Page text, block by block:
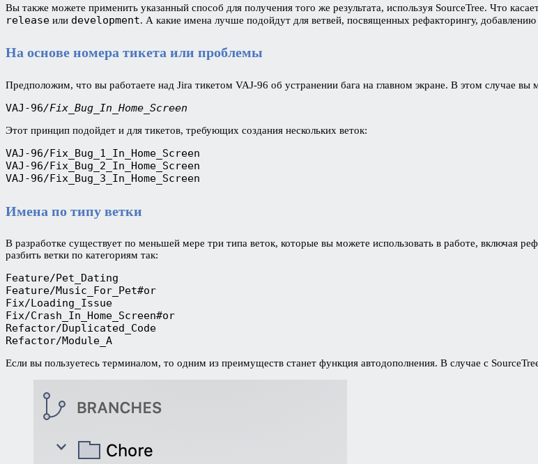
Вы также можете применить указанный способ для получения того же результата, используя SourceTree. Что
release или development. А какие имена лучше подойдут для ветвей, посвященных рефакторингу,
На основе номера тикета или проблемы
Предположим, что вы работаете над Jira тикетом VAJ-96 об устранении бага на главном экране. В этом случае вы
VAJ-96/Fix_Bug_In_Home_Screen
Этот принцип подойдет и для тикетов, требующих создания нескольких веток:
VAJ-96/Fix_Bug_1_In_Home_Screen
VAJ-96/Fix_Bug_2_In_Home_Screen
VAJ-96/Fix_Bug_3_In_Home_Screen
Имена по типу ветки
В разработке существует по меньшей мере три типа веток, которые вы можете использовать в работе, включая
разбить ветки по категориям так:
Feature/Pet_Dating
Feature/Music_For_Pet#or
Fix/Loading_Issue
Fix/Crash_In_Home_Screen#or
Refactor/Duplicated_Code
Refactor/Module_A
Если вы пользуетесь терминалом, то одним из преимуществ станет функция автодополнения. В случае с